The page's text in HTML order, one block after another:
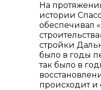
На
истории
обеспечивал
стройки
было в годы
так было в
происходит и